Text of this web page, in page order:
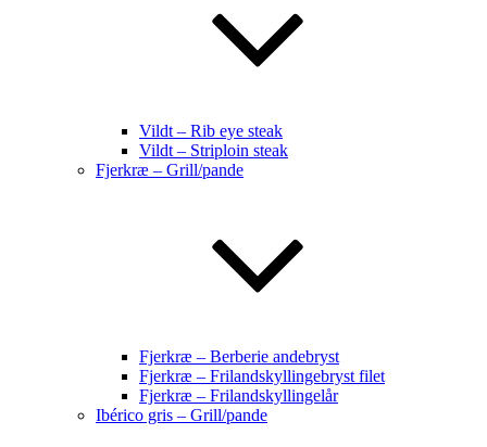
Vildt – Rib eye steak
Vildt – Striploin steak
Fjerkræ – Grill/pande
Fjerkræ – Berberie andebryst
Fjerkræ – Frilandskyllingebryst filet
Fjerkræ – Frilandskyllingelår
Ibérico gris – Grill/pande